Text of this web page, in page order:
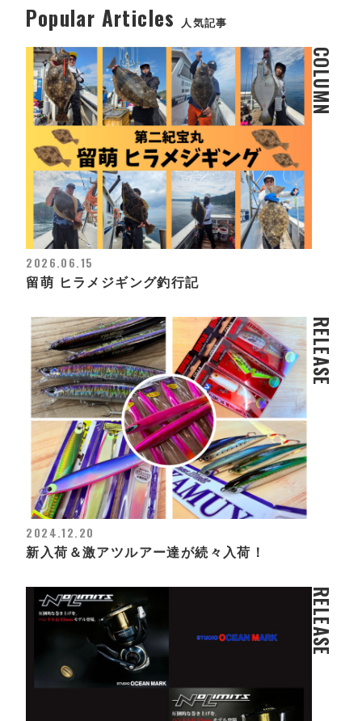
Popular Articles 人気記事
COLUMN
2026.06.15
留萌 ヒラメジギング釣行記
RELEASE
2024.12.20
新入荷＆激アツルアー達が続々入荷！
RELEASE